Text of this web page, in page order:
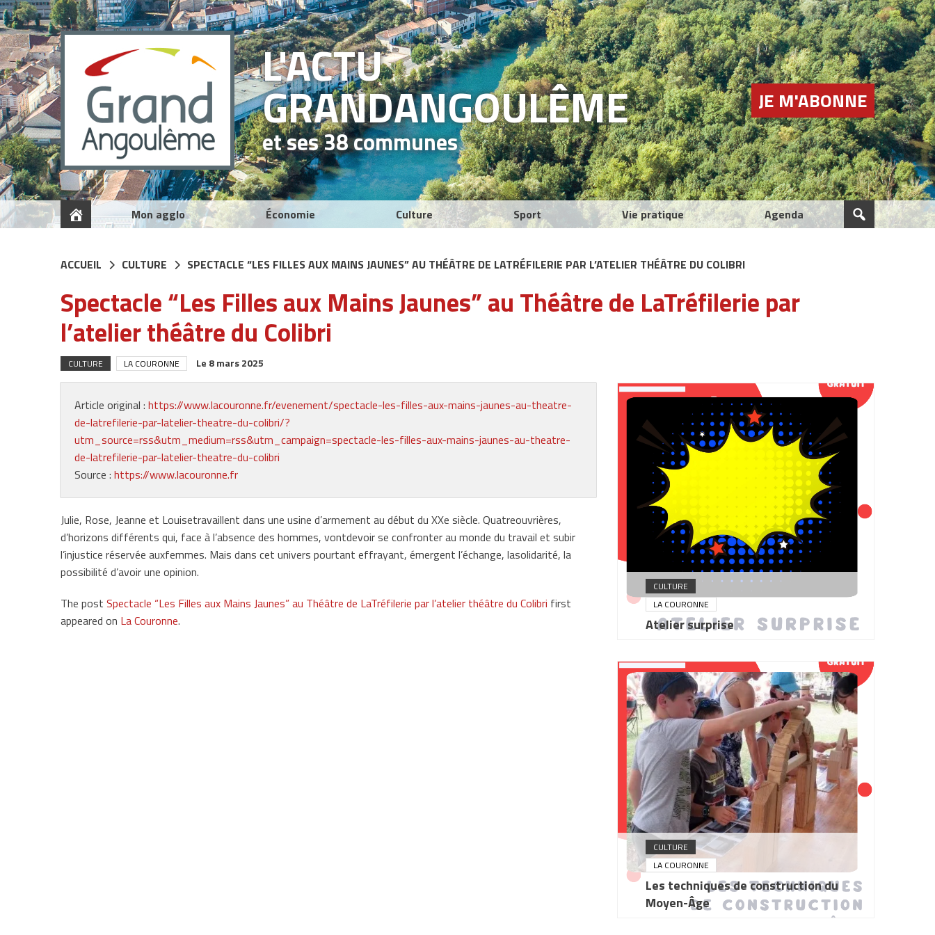
L'ACTU
GRANDANGOULÊME
et ses 38 communes
JE M'ABONNE
Mon agglo Économie Culture Sport Vie pratique Agenda
ACCUEIL CULTURE SPECTACLE “LES FILLES AUX MAINS JAUNES” AU THÉÂTRE DE LATRÉFILERIE PAR L’ATELIER THÉÂTRE DU COLIBRI
Spectacle “Les Filles aux Mains Jaunes” au Théâtre de LaTréfilerie par
l’atelier théâtre du Colibri
CULTURE LA COURONNE Le 8 mars 2025
Article original : https://www.lacouronne.fr/evenement/spectacle-les-filles-aux-mains-jaunes-au-theatre-
de-latrefilerie-par-latelier-theatre-du-colibri/?
utm_source=rss&utm_medium=rss&utm_campaign=spectacle-les-filles-aux-mains-jaunes-au-theatre-
de-latrefilerie-par-latelier-theatre-du-colibri
Source : https://www.lacouronne.fr
Julie, Rose, Jeanne et Louisetravaillent dans une usine d’armement au début du XXe siècle. Quatreouvrières,
d’horizons différents qui, face à l’absence des hommes, vontdevoir se confronter au monde du travail et subir
l’injustice réservée auxfemmes. Mais dans cet univers pourtant effrayant, émergent l’échange, lasolidarité, la
possibilité d’avoir une opinion.
The post Spectacle “Les Filles aux Mains Jaunes” au Théâtre de LaTréfilerie par l’atelier théâtre du Colibri first
appeared on La Couronne.
CULTURE
LA COURONNE
Atelier surprise
CULTURE
LA COURONNE
Les techniques de construction du
Moyen-Âge
Panneau de gestion des cookies